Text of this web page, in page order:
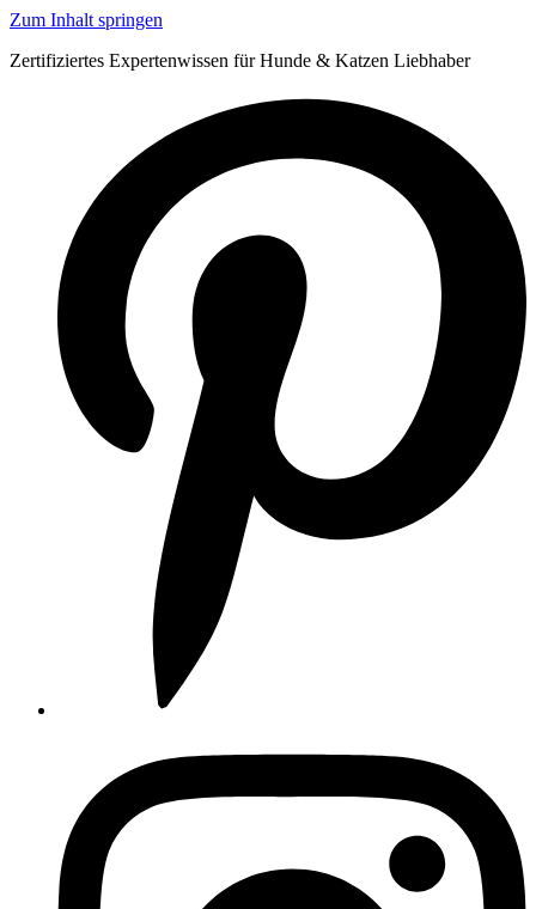
Zum Inhalt springen
Zertifiziertes Expertenwissen für Hunde & Katzen Liebhaber